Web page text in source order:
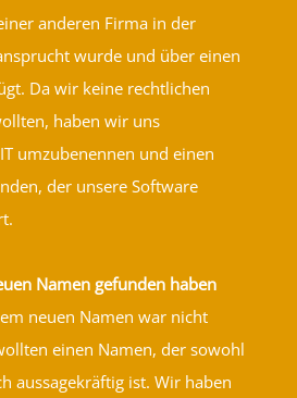
anderen Firma in der
wurde und über einen
Da wir keine rechtlichen
haben wir uns
umzubenennen und einen
der unsere Software
Namen gefunden haben
neuen Namen war nicht
einen Namen, der sowohl
aussagekräftig ist. Wir haben